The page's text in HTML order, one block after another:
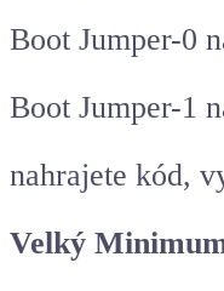
Boot Jumper-0
Boot Jumper-1
nahrajete kód,
Velký